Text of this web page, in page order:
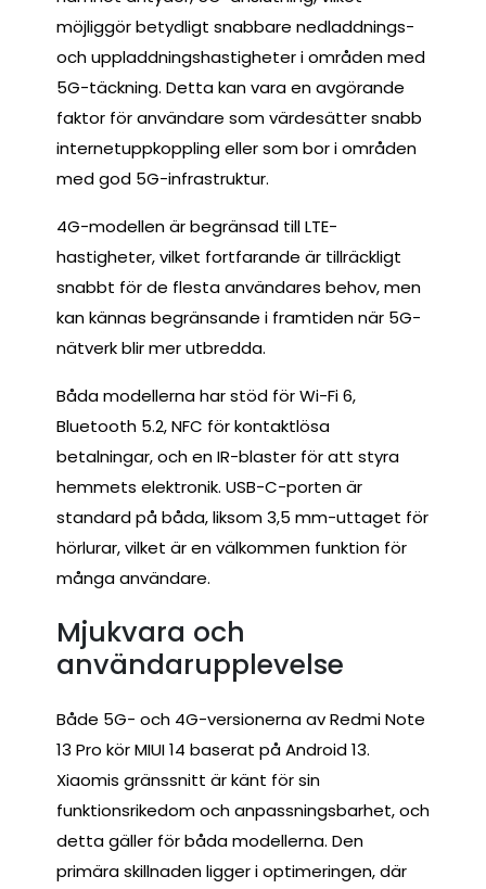
möjliggör betydligt snabbare nedladdnings-
och uppladdningshastigheter i områden med
5G-täckning. Detta kan vara en avgörande
faktor för användare som värdesätter snabb
internetuppkoppling eller som bor i områden
med god 5G-infrastruktur.
4G-modellen är begränsad till LTE-
hastigheter, vilket fortfarande är tillräckligt
snabbt för de flesta användares behov, men
kan kännas begränsande i framtiden när 5G-
nätverk blir mer utbredda.
Båda modellerna har stöd för Wi-Fi 6,
Bluetooth 5.2, NFC för kontaktlösa
betalningar, och en IR-blaster för att styra
hemmets elektronik. USB-C-porten är
standard på båda, liksom 3,5 mm-uttaget för
hörlurar, vilket är en välkommen funktion för
många användare.
Mjukvara och
användarupplevelse
Både 5G- och 4G-versionerna av Redmi Note
13 Pro kör MIUI 14 baserat på Android 13.
Xiaomis gränssnitt är känt för sin
funktionsrikedom och anpassningsbarhet, och
detta gäller för båda modellerna. Den
primära skillnaden ligger i optimeringen, där